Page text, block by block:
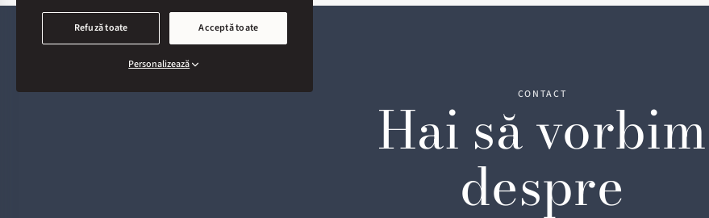
Refuză toate Acceptă toate
Personalizează
CONTACT
Hai să vorbim
despre